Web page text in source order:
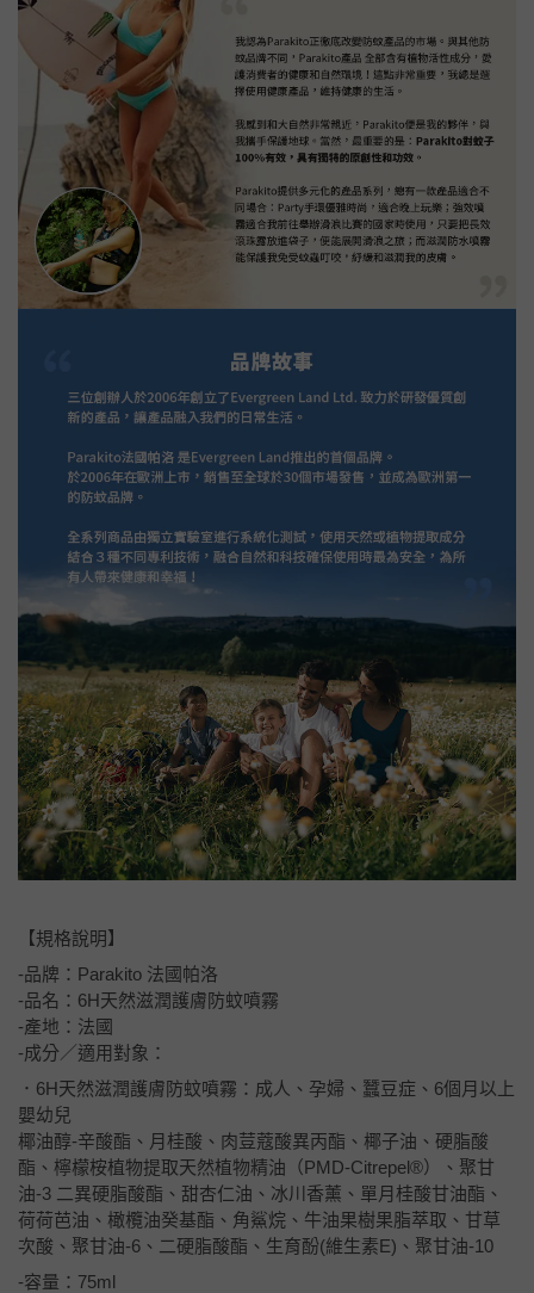
【規格說明】
-品牌：Parakito 法國帕洛
-品名：6H天然滋潤護膚防蚊噴霧
-產地：法國
-成分／適用對象：
．6H天然滋潤護膚防蚊噴霧：成人、孕婦、蠶豆症、6個月以上
嬰幼兒
椰油醇-辛酸酯、月桂酸、肉荳蔻酸異丙酯、椰子油、硬脂酸
酯、檸檬桉植物提取天然植物精油（PMD-Citrepel®）、聚甘
油-3 二異硬脂酸酯、甜杏仁油、冰川香薰、單月桂酸甘油酯、
荷荷芭油、橄欖油癸基酯、角鯊烷、牛油果樹果脂萃取、甘草
次酸、聚甘油-6、二硬脂酸酯、生育酚(維生素E)、聚甘油-10
-容量：75ml